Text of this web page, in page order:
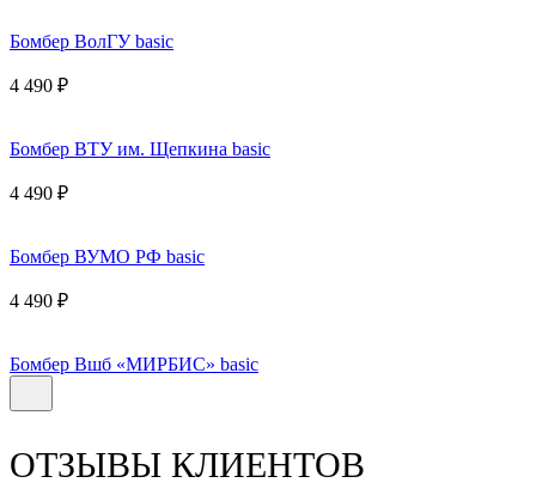
Бомбер ВолГУ basic
4 490 ₽
Бомбер ВТУ им. Щепкина basic
4 490 ₽
Бомбер ВУМО РФ basic
4 490 ₽
Бомбер Вшб «МИРБИС» basic
ОТЗЫВЫ КЛИЕНТОВ